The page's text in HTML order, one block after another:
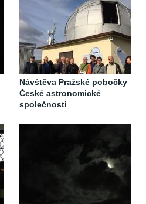
Návštěva Pražské pobočky
České astronomické
společnosti